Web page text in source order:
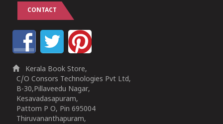
CONTACT
Kerala Book Store,
C/O Consors Technologies Pvt Ltd,
B-30,Pillaveedu Nagar,
Kesavadasapuram,
Pattom P O, Pin 695004
Thiruvananthapuram,